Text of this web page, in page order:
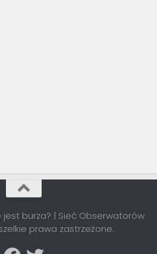
burza? | Sieć Obserwatorów
prawa zastrzeżone.